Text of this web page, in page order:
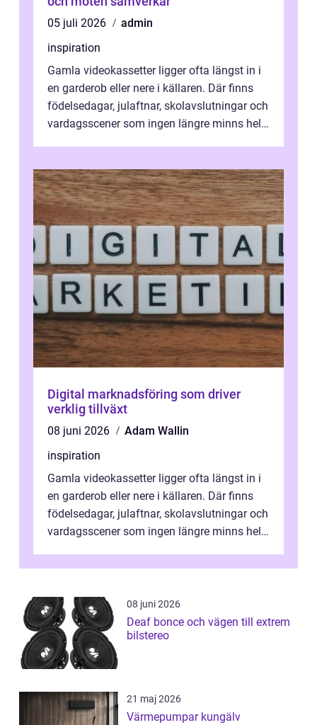
05 juli 2026
admin
inspiration
Gamla videokassetter ligger ofta längst in i
en garderob eller nere i källaren. Där finns
födelsedagar, julaftnar, skolavslutningar och
vardagsscener som ingen längre minns helt.
Digital marknadsföring som driver
verklig tillväxt
08 juni 2026
Adam Wallin
inspiration
Gamla videokassetter ligger ofta längst in i
en garderob eller nere i källaren. Där finns
födelsedagar, julaftnar, skolavslutningar och
vardagsscener som ingen längre minns helt.
08 juni 2026
Deaf bonce och vägen till extrem
bilstereo
21 maj 2026
Värmepumpar kungälv